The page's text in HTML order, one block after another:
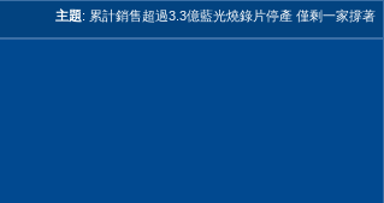
主題: 累計銷售超過3.3億藍光燒錄片停產 僅剩一家撐著